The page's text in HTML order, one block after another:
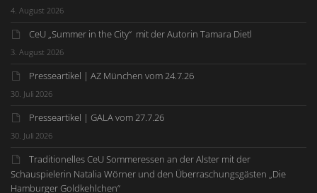
4. August 2026
CeU „Summer in the City“ mit der Autorin Tamara Dietl
3. August 2026
Presseartikel | AZ München vom 24.7.26
30. Juli 2026
Presseartikel | GALA vom 27.7.26
30. Juli 2026
Traditionelles CeU Sommeressen an der Alster mit der
Schauspielerin Natalia Wörner und den Überraschungsgästen „Die
Hamburger Goldkehlchen“